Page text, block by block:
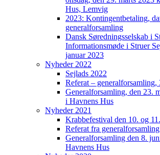
Hus, Lemvig
2023: Kontingentbetaling,
generalforsamling
Dansk Søredningsselskab i
Informationsmøde i Struer
januar 2023
Nyheder 2022
Sejlads 2022
Referat – generalforsamling,
Generalforsamling, den 23.
i Havnens Hus
Nyheder 2021
Krabbefestival den 10. og
Referat fra
Generalforsamling den 8.
Havnens Hus